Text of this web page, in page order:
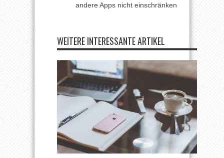
andere Apps nicht einschränken
WEITERE INTERESSANTE ARTIKEL